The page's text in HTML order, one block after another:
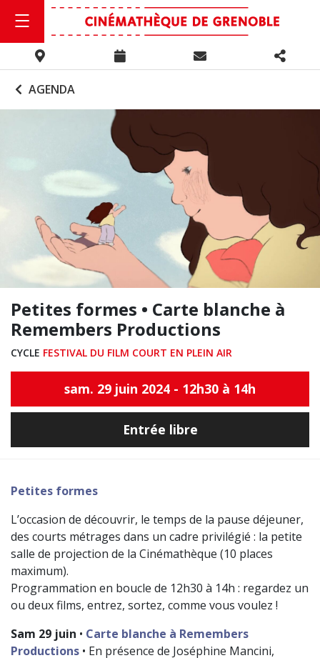
AGENDA
Petites formes • Carte blanche à
Remembers Productions
CYCLE FESTIVAL DU FILM COURT EN PLEIN AIR
sam. 29 juin 2024 - 12h30 à 14h
Entrée libre
Petites formes
L’occasion de découvrir, le temps de la pause déjeuner,
des courts métrages dans un cadre privilégié : la petite
salle de projection de la Cinémathèque (10 places
maximum).
Programmation en boucle de 12h30 à 14h : regardez un
ou deux films, entrez, sortez, comme vous voulez !
Sam 29 juin • Carte blanche à Remembers
Productions • En présence de Joséphine Mancini,